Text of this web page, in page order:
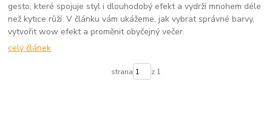
gesto, které spojuje styl i dlouhodobý efekt a vydrží mnohem déle
než kytice růží. V článku vám ukážeme, jak vybrat správné barvy,
vytvořit wow efekt a proměnit obyčejný večer.
celý článek
strana z 1